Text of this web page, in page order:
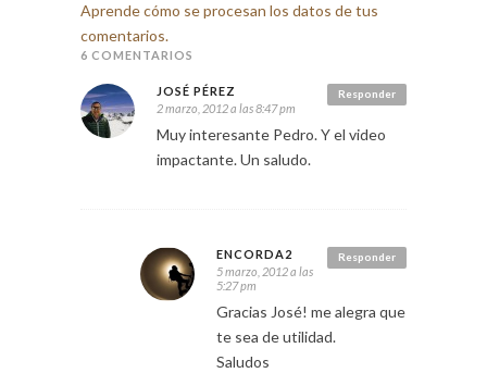
Aprende cómo se procesan los datos de tus
comentarios.
6 COMENTARIOS
Responder
JOSÉ PÉREZ
2 marzo, 2012 a las 8:47 pm
Muy interesante Pedro. Y el video
impactante. Un saludo.
Responder
ENCORDA2
5 marzo, 2012 a las
5:27 pm
Gracias José! me alegra que
te sea de utilidad.
Saludos